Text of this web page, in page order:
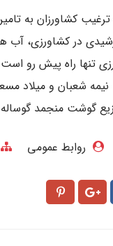
کشاورزان به
در کشاورزی، آب
تنها راه پیش رو است
شعبان و میلاد
گوشت منجمد
روابط عمومی